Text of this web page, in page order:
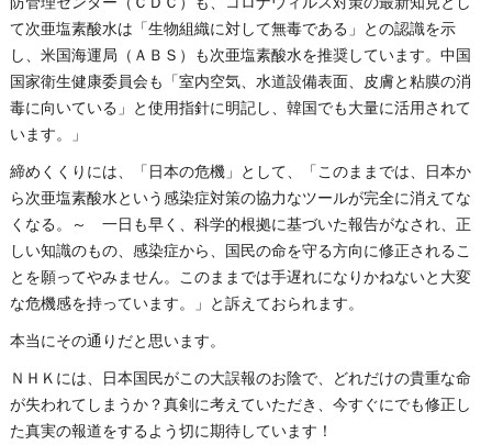
て次亜塩素酸水は「生物組織に対して無毒である」との認識を示
し、米国海運局（ＡＢＳ）も次亜塩素酸水を推奨しています。中国
国家衛生健康委員会も「室内空気、水道設備表面、皮膚と粘膜の消
毒に向いている」と使用指針に明記し、韓国でも大量に活用されて
います。」
締めくくりには、「日本の危機」として、「このままでは、日本か
ら次亜塩素酸水という感染症対策の協力なツールが完全に消えてな
くなる。～ 一日も早く、科学的根拠に基づいた報告がなされ、正
しい知識のもの、感染症から、国民の命を守る方向に修正されるこ
とを願ってやみません。このままでは手遅れになりかねないと大変
な危機感を持っています。」と訴えておられます。
本当にその通りだと思います。
ＮＨＫには、日本国民がこの大誤報のお陰で、どれだけの貴重な命
が失われてしまうか？真剣に考えていただき、今すぐにでも修正し
た真実の報道をするよう切に期待しています！